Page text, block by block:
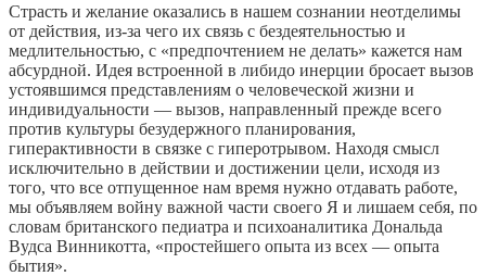
Страсть и желание оказались в нашем сознании неотделимы
от действия, из-за чего их связь с бездеятельностью и
медлительностью, с «предпочтением не делать» кажется нам
абсурдной. Идея встроенной в либидо инерции бросает вызов
устоявшимся представлениям о человеческой жизни и
индивидуальности — вызов, направленный прежде всего
против культуры безудержного планирования,
гиперактивности в связке с гиперотрывом. Находя смысл
исключительно в действии и достижении цели, исходя из
того, что все отпущенное нам время нужно отдавать работе,
мы объявляем войну важной части своего Я и лишаем себя, по
словам британского педиатра и психоаналитика Дональда
Вудса Винникотта, «простейшего опыта из всех — опыта
бытия».